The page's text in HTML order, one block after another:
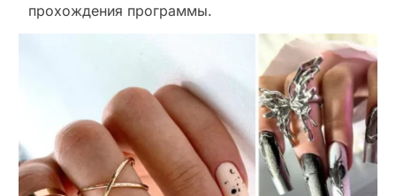
прохождения программы.